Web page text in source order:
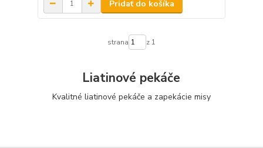
Pridať do košíka
strana z 1
Liatinové pekáče
Kvalitné liatinové pekáče a zapekácie misy